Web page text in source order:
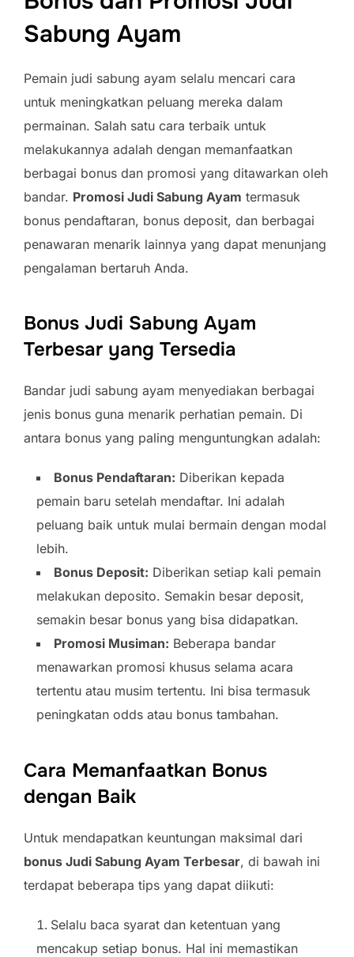
Sabung Ayam
Pemain judi sabung ayam selalu mencari cara
untuk meningkatkan peluang mereka dalam
permainan. Salah satu cara terbaik untuk
melakukannya adalah dengan memanfaatkan
berbagai bonus dan promosi yang ditawarkan oleh
bandar. Promosi Judi Sabung Ayam termasuk
bonus pendaftaran, bonus deposit, dan berbagai
penawaran menarik lainnya yang dapat menunjang
pengalaman bertaruh Anda.
Bonus Judi Sabung Ayam
Terbesar yang Tersedia
Bandar judi sabung ayam menyediakan berbagai
jenis bonus guna menarik perhatian pemain. Di
antara bonus yang paling menguntungkan adalah:
Bonus Pendaftaran: Diberikan kepada
pemain baru setelah mendaftar. Ini adalah
peluang baik untuk mulai bermain dengan modal
lebih.
Bonus Deposit: Diberikan setiap kali pemain
melakukan deposito. Semakin besar deposit,
semakin besar bonus yang bisa didapatkan.
Promosi Musiman: Beberapa bandar
menawarkan promosi khusus selama acara
tertentu atau musim tertentu. Ini bisa termasuk
peningkatan odds atau bonus tambahan.
Cara Memanfaatkan Bonus
dengan Baik
Untuk mendapatkan keuntungan maksimal dari
bonus Judi Sabung Ayam Terbesar, di bawah ini
terdapat beberapa tips yang dapat diikuti:
Selalu baca syarat dan ketentuan yang
mencakup setiap bonus. Hal ini memastikan